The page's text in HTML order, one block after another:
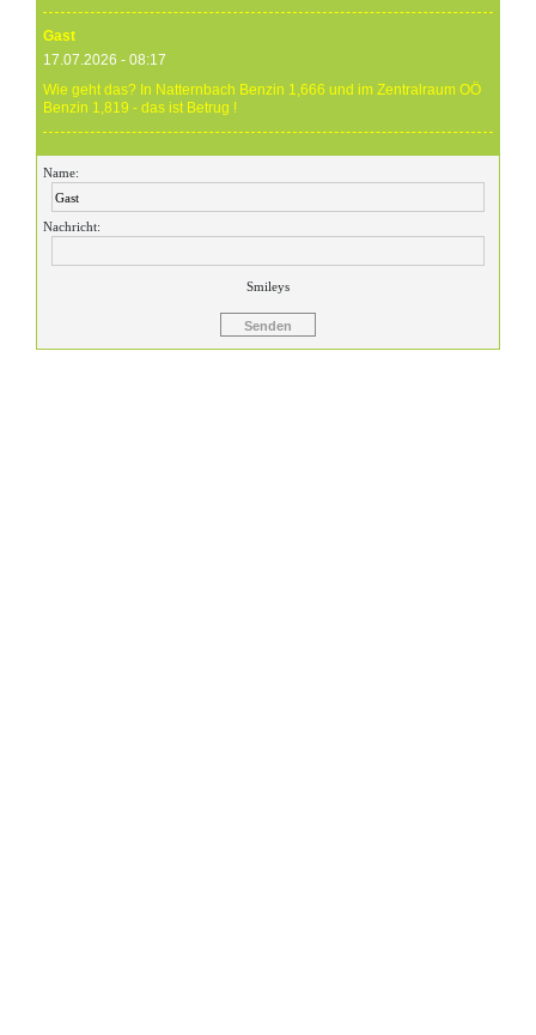
Gast
17.07.2026 - 08:17
Wie geht das? In Natternbach Benzin 1,666 und im Zentralraum OÖ
Benzin 1,819 - das ist Betrug !
Gast
17.07.2026 - 07:05
Eure Preise eher Märchenstunde :-) Vorort nix zu sehen !
24.06.26 20.00 Uhr OMV Attnang: Der hier angegebene Dieselpreis
mit 1,699 ist aktuell ein viel höherer....
Name:
Nachricht:
Smileys